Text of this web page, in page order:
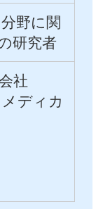
野に関
研究者
社
ディカ